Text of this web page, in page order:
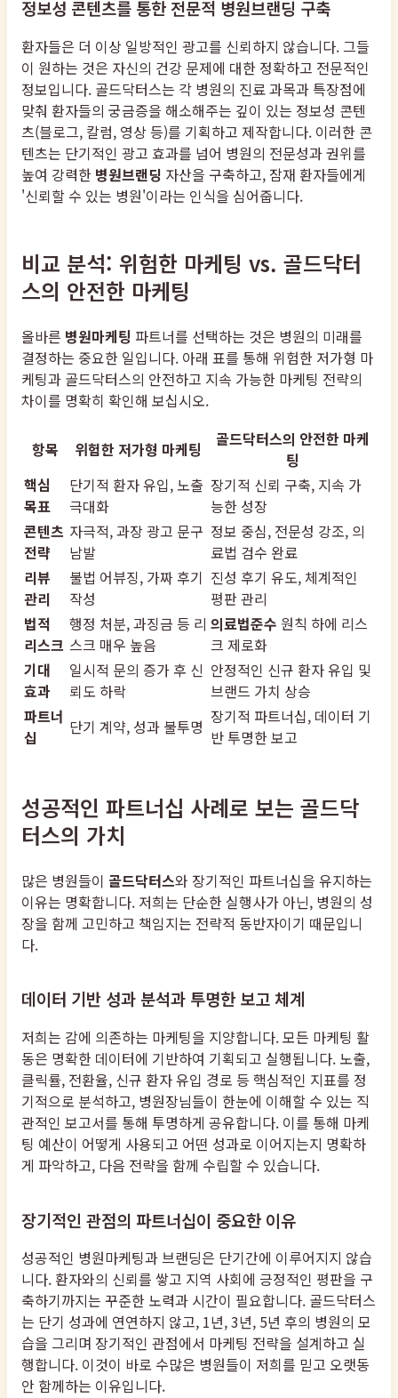
정보성 콘텐츠를 통한 전문적 병원브랜딩 구축
환자들은 더 이상 일방적인 광고를 신뢰하지 않습니다. 그들
이 원하는 것은 자신의 건강 문제에 대한 정확하고 전문적인
정보입니다. 골드닥터스는 각 병원의 진료 과목과 특장점에
맞춰 환자들의 궁금증을 해소해주는 깊이 있는 정보성 콘텐
츠(블로그, 칼럼, 영상 등)를 기획하고 제작합니다. 이러한 콘
텐츠는 단기적인 광고 효과를 넘어 병원의 전문성과 권위를
높여 강력한 병원브랜딩 자산을 구축하고, 잠재 환자들에게
'신뢰할 수 있는 병원'이라는 인식을 심어줍니다.
비교 분석: 위험한 마케팅 vs. 골드닥터
스의 안전한 마케팅
올바른 병원마케팅 파트너를 선택하는 것은 병원의 미래를
결정하는 중요한 일입니다. 아래 표를 통해 위험한 저가형 마
케팅과 골드닥터스의 안전하고 지속 가능한 마케팅 전략의
차이를 명확히 확인해 보십시오.
항목 위험한 저가형 마케팅
골드닥터스의 안전한 마케
팅
핵심
목표
단기적 환자 유입, 노출
극대화
장기적 신뢰 구축, 지속 가
능한 성장
콘텐츠
전략
자극적, 과장 광고 문구
남발
정보 중심, 전문성 강조, 의
료법 검수 완료
리뷰
관리
불법 어뷰징, 가짜 후기
작성
진성 후기 유도, 체계적인
평판 관리
법적
리스크
행정 처분, 과징금 등 리
스크 매우 높음
의료법준수 원칙 하에 리스
크 제로화
기대
효과
일시적 문의 증가 후 신
뢰도 하락
안정적인 신규 환자 유입 및
브랜드 가치 상승
파트너
십
단기 계약, 성과 불투명 장기적 파트너십, 데이터 기
반 투명한 보고
성공적인 파트너십 사례로 보는 골드닥
터스의 가치
많은 병원들이 골드닥터스와 장기적인 파트너십을 유지하는
이유는 명확합니다. 저희는 단순한 실행사가 아닌, 병원의 성
장을 함께 고민하고 책임지는 전략적 동반자이기 때문입니
다.
데이터 기반 성과 분석과 투명한 보고 체계
저희는 감에 의존하는 마케팅을 지양합니다. 모든 마케팅 활
동은 명확한 데이터에 기반하여 기획되고 실행됩니다. 노출,
클릭률, 전환율, 신규 환자 유입 경로 등 핵심적인 지표를 정
기적으로 분석하고, 병원장님들이 한눈에 이해할 수 있는 직
관적인 보고서를 통해 투명하게 공유합니다. 이를 통해 마케
팅 예산이 어떻게 사용되고 어떤 성과로 이어지는지 명확하
게 파악하고, 다음 전략을 함께 수립할 수 있습니다.
장기적인 관점의 파트너십이 중요한 이유
성공적인 병원마케팅과 브랜딩은 단기간에 이루어지지 않습
니다. 환자와의 신뢰를 쌓고 지역 사회에 긍정적인 평판을 구
축하기까지는 꾸준한 노력과 시간이 필요합니다. 골드닥터스
는 단기 성과에 연연하지 않고, 1년, 3년, 5년 후의 병원의 모
습을 그리며 장기적인 관점에서 마케팅 전략을 설계하고 실
행합니다. 이것이 바로 수많은 병원들이 저희를 믿고 오랫동
안 함께하는 이유입니다.